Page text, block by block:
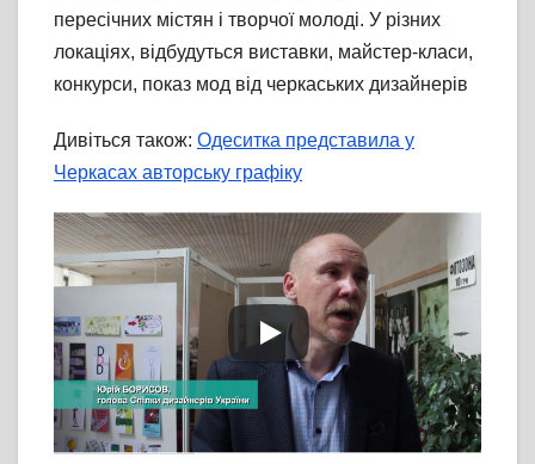
пересічних містян і творчої молоді. У різних
локаціях, відбудуться виставки, майстер-класи,
конкурси, показ мод від черкаських дизайнерів
Дивіться також: Одеситка представила у
Черкасах авторську графіку